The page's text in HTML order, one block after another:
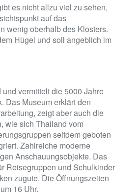
es nicht allzu viel zu sehen,
auf das
wenig oberhalb des Klosters.
Hügel und soll angeblich im
vermittelt die 5000 Jahre
Das Museum erklärt den
zeigt aber auch die
wie sich Thailand vom
seitdem geboten
Zahlreiche moderne
Anschauungsobjekte. Das
Reisegruppen und Schulkinder
zugute. Die Öffnungszeiten
16 Uhr.